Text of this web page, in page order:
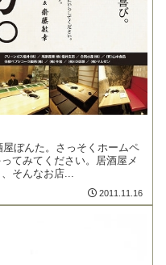
ぼんた。さっそくホームペ
てみてください。居酒屋メ
そんなお店...
2011.11.16